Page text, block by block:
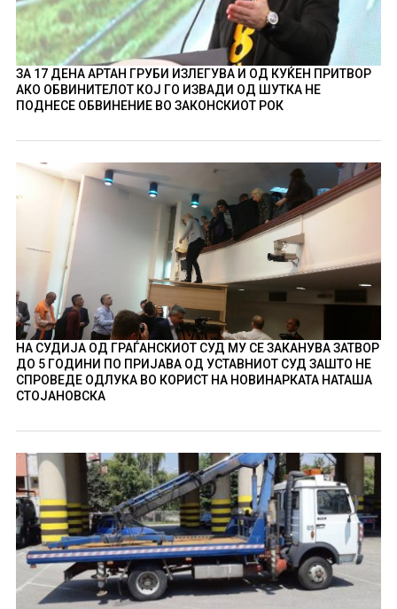
ЗА 17 ДЕНА АРТАН ГРУБИ ИЗЛЕГУВА И ОД КУЌЕН ПРИТВОР
АКО ОБВИНИТЕЛОТ КОЈ ГО ИЗВАДИ ОД ШУТКА НЕ
ПОДНЕСЕ ОБВИНЕНИЕ ВО ЗАКОНСКИОТ РОК
НА СУДИЈА ОД ГРАЃАНСКИОТ СУД МУ СЕ ЗАКАНУВА ЗАТВОР
ДО 5 ГОДИНИ ПО ПРИЈАВА ОД УСТАВНИОТ СУД ЗАШТО НЕ
СПРОВЕДЕ ОДЛУКА ВО КОРИСТ НА НОВИНАРКАТА НАТАША
СТОЈАНОВСКА